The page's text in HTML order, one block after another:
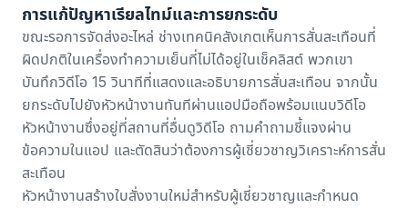
การแก้ปัญหาเรียลไทม์และการยกระดับ
ขณะรอการจัดส่งอะไหล่ ช่างเทคนิคสังเกตเห็นการสั่นสะเทือนที่
ผิดปกติในเครื่องทำความเย็นที่ไม่ได้อยู่ในเช็คลิสต์ พวกเขา
บันทึกวิดีโอ 15 วินาทีที่แสดงและอธิบายการสั่นสะเทือน จากนั้น
ยกระดับไปยังหัวหน้างานทันทีผ่านแอปมือถือพร้อมแนบวิดีโอ
หัวหน้างานซึ่งอยู่ที่สถานที่อื่นดูวิดีโอ ถามคำถามชี้แจงผ่าน
ข้อความในแอป และตัดสินว่าต้องการผู้เชี่ยวชาญวิเคราะห์การสั่น
สะเทือน
หัวหน้างานสร้างใบสั่งงานใหม่สำหรับผู้เชี่ยวชาญและกำหนด